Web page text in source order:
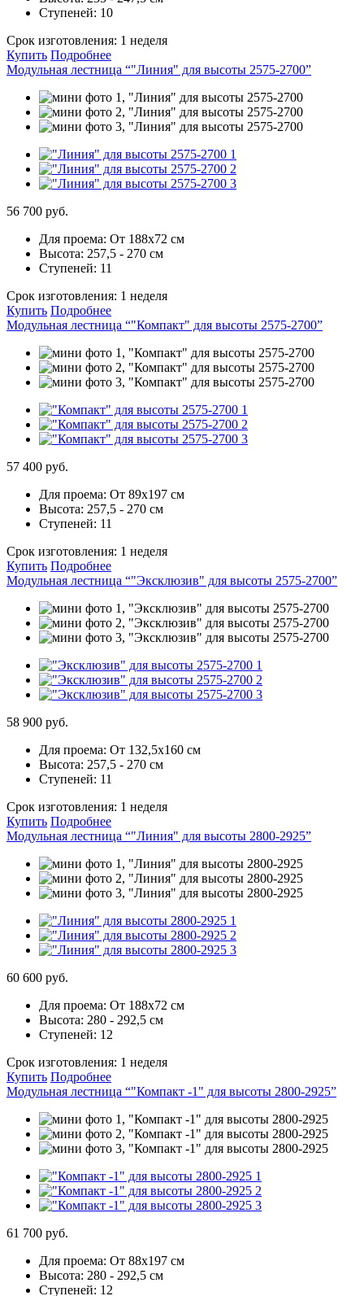
Ступеней: 10
Срок изготовления: 1 неделя
Купить Подробнее
Модульная лестница “"Линия" для высоты 2575-2700”
56 700 руб.
Для проема: От 188х72 см
Высота: 257,5 - 270 см
Ступеней: 11
Срок изготовления: 1 неделя
Купить Подробнее
Модульная лестница “"Компакт" для высоты 2575-2700”
57 400 руб.
Для проема: От 89х197 см
Высота: 257,5 - 270 см
Ступеней: 11
Срок изготовления: 1 неделя
Купить Подробнее
Модульная лестница “"Эксклюзив" для высоты 2575-2700”
58 900 руб.
Для проема: От 132,5х160 см
Высота: 257,5 - 270 см
Ступеней: 11
Срок изготовления: 1 неделя
Купить Подробнее
Модульная лестница “"Линия" для высоты 2800-2925”
60 600 руб.
Для проема: От 188х72 см
Высота: 280 - 292,5 см
Ступеней: 12
Срок изготовления: 1 неделя
Купить Подробнее
Модульная лестница “"Компакт -1" для высоты 2800-2925”
61 700 руб.
Для проема: От 88х197 см
Высота: 280 - 292,5 см
Ступеней: 12